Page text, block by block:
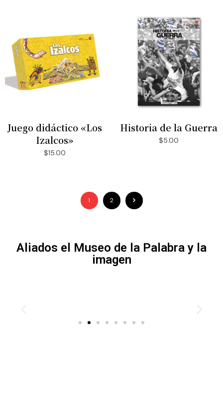
AÑADIR AL CARRITO
Juego didáctico «Los
Izalcos»
$15.00
AÑADIR AL CARRITO
Historia de la Guerra
$5.00
1 2
Aliados el Museo de la Palabra y la
imagen